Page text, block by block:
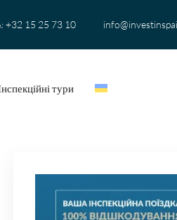
+32 15 25 73 10
тури